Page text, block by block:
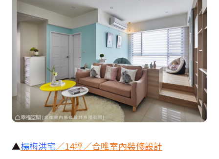
▲楊梅洪宅／14坪／合唯室內裝修設計